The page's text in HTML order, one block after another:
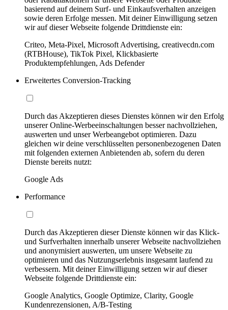
basierend auf deinem Surf- und Einkaufsverhalten anzeigen
sowie deren Erfolge messen. Mit deiner Einwilligung setzen
wir auf dieser Webseite folgende Drittdienste ein:
Criteo, Meta-Pixel, Microsoft Advertising, creativecdn.com
(RTBHouse), TikTok Pixel, Klickbasierte
Produktempfehlungen, Ads Defender
Erweitertes Conversion-Tracking
Durch das Akzeptieren dieses Dienstes können wir den Erfolg
unserer Online-Werbeeinschaltungen besser nachvollziehen,
auswerten und unser Werbeangebot optimieren. Dazu
gleichen wir deine verschlüsselten personenbezogenen Daten
mit folgenden externen Anbietenden ab, sofern du deren
Dienste bereits nutzt:
Google Ads
Performance
Durch das Akzeptieren dieser Dienste können wir das Klick-
und Surfverhalten innerhalb unserer Webseite nachvollziehen
und anonymisiert auswerten, um unsere Webseite zu
optimieren und das Nutzungserlebnis insgesamt laufend zu
verbessern. Mit deiner Einwilligung setzen wir auf dieser
Webseite folgende Drittdienste ein:
Google Analytics, Google Optimize, Clarity, Google
Kundenrezensionen, A/B-Testing